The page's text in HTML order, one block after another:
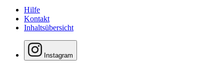
Hilfe
Kontakt
Inhaltsübersicht
Instagram